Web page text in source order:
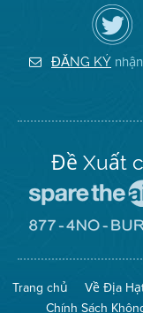
Hãy
theo
dõi
Địa
Hạt
Không
ĐĂNG KÝ
Đề Xuất
Trang chủ Về Địa
Chính Sách